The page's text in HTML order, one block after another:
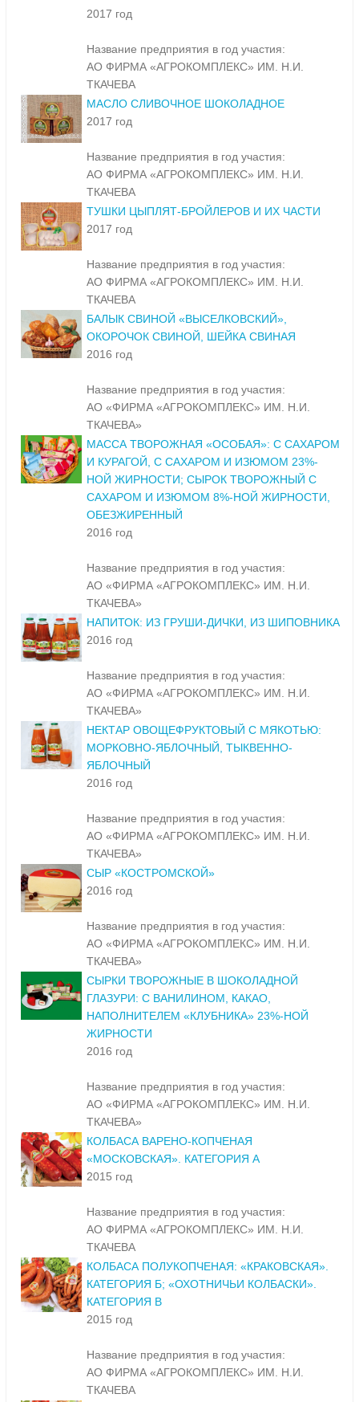
2017 год
Название предприятия в год участия:
АО ФИРМА «АГРОКОМПЛЕКС» ИМ. Н.И.
ТКАЧЕВА
МАСЛО СЛИВОЧНОЕ ШОКОЛАДНОЕ
2017 год
Название предприятия в год участия:
АО ФИРМА «АГРОКОМПЛЕКС» ИМ. Н.И.
ТКАЧЕВА
ТУШКИ ЦЫПЛЯТ-БРОЙЛЕРОВ И ИХ ЧАСТИ
2017 год
Название предприятия в год участия:
АО ФИРМА «АГРОКОМПЛЕКС» ИМ. Н.И.
ТКАЧЕВА
БАЛЫК СВИНОЙ «ВЫСЕЛКОВСКИЙ»,
ОКОРОЧОК СВИНОЙ, ШЕЙКА СВИНАЯ
2016 год
Название предприятия в год участия:
АО «ФИРМА «АГРОКОМПЛЕКС» ИМ. Н.И.
ТКАЧЕВА»
МАССА ТВОРОЖНАЯ «ОСОБАЯ»: С САХАРОМ
И КУРАГОЙ, С САХАРОМ И ИЗЮМОМ 23%-
НОЙ ЖИРНОСТИ; СЫРОК ТВОРОЖНЫЙ С
САХАРОМ И ИЗЮМОМ 8%-НОЙ ЖИРНОСТИ,
ОБЕЗЖИРЕННЫЙ
2016 год
Название предприятия в год участия:
АО «ФИРМА «АГРОКОМПЛЕКС» ИМ. Н.И.
ТКАЧЕВА»
НАПИТОК: ИЗ ГРУШИ-ДИЧКИ, ИЗ ШИПОВНИКА
2016 год
Название предприятия в год участия:
АО «ФИРМА «АГРОКОМПЛЕКС» ИМ. Н.И.
ТКАЧЕВА»
НЕКТАР ОВОЩЕФРУКТОВЫЙ С МЯКОТЬЮ:
МОРКОВНО-ЯБЛОЧНЫЙ, ТЫКВЕННО-
ЯБЛОЧНЫЙ
2016 год
Название предприятия в год участия:
АО «ФИРМА «АГРОКОМПЛЕКС» ИМ. Н.И.
ТКАЧЕВА»
СЫР «КОСТРОМСКОЙ»
2016 год
Название предприятия в год участия:
АО «ФИРМА «АГРОКОМПЛЕКС» ИМ. Н.И.
ТКАЧЕВА»
СЫРКИ ТВОРОЖНЫЕ В ШОКОЛАДНОЙ
ГЛАЗУРИ: С ВАНИЛИНОМ, КАКАО,
НАПОЛНИТЕЛЕМ «КЛУБНИКА» 23%-НОЙ
ЖИРНОСТИ
2016 год
Название предприятия в год участия:
АО «ФИРМА «АГРОКОМПЛЕКС» ИМ. Н.И.
ТКАЧЕВА»
КОЛБАСА ВАРЕНО-КОПЧЕНАЯ
«МОСКОВСКАЯ». КАТЕГОРИЯ А
2015 год
Название предприятия в год участия:
АО ФИРМА «АГРОКОМПЛЕКС» ИМ. Н.И.
ТКАЧЕВА
КОЛБАСА ПОЛУКОПЧЕНАЯ: «КРАКОВСКАЯ».
КАТЕГОРИЯ Б; «ОХОТНИЧЬИ КОЛБАСКИ».
КАТЕГОРИЯ В
2015 год
Название предприятия в год участия:
АО ФИРМА «АГРОКОМПЛЕКС» ИМ. Н.И.
ТКАЧЕВА